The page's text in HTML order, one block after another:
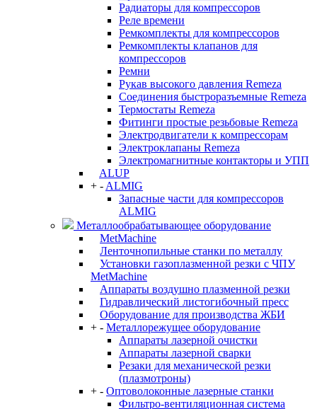
Радиаторы для компрессоров
Реле времени
Ремкомплекты для компрессоров
Ремкомплекты клапанов для
компрессоров
Ремни
Рукав высокого давления Remeza
Соединения быстроразъемные Remeza
Термостаты Remeza
Фитинги простые резьбовые Remeza
Электродвигатели к компрессорам
Электроклапаны Remeza
Электромагнитные контакторы и УПП
ALUP
+ - ALMIG
Запасные части для компрессоров
ALMIG
Металлообрабатывающее оборудование
MetMachine
Ленточнопильные станки по металлу
Установки газоплазменной резки с ЧПУ
MetMachine
Аппараты воздушно плазменной резки
Гидравлический листогибочный пресс
Оборудование для производства ЖБИ
+ - Металлорежущее оборудование
Аппараты лазерной очистки
Аппараты лазерной сварки
Резаки для механической резки
(плазмотроны)
+ - Оптоволоконные лазерные станки
Фильтро-вентиляционная система